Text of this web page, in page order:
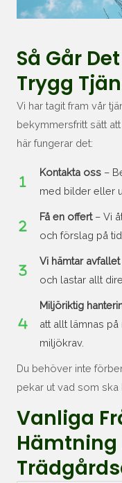
Så Går
Trygg
Vi har tagit fram vår
bekymmersfritt sätt
här fungerar det:
Kontakta oss –
med bilder eller
Få en offert– Vi
och förslag på
Vi hämtar avfallet
och lastar allt
Miljöriktig
att allt lämnas
miljökrav.
Du behöver inte
pekar ut vad som ska
Vanliga
Hämtning